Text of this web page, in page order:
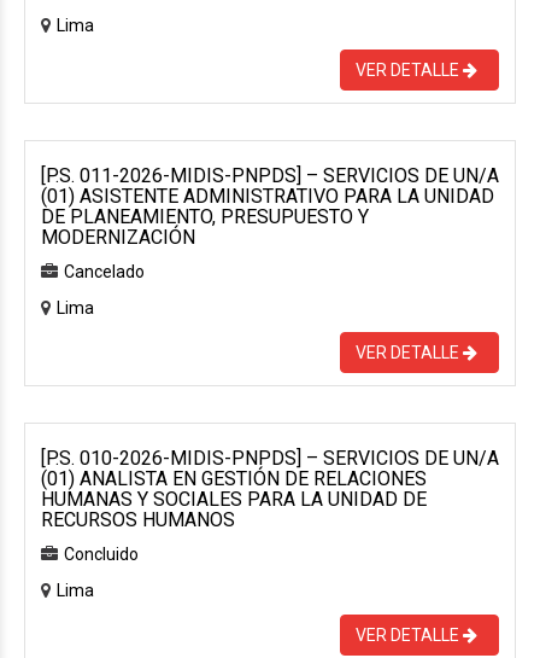
Lima
VER DETALLE
[P.S. 011-2026-MIDIS-PNPDS] – SERVICIOS DE UN/A
(01) ASISTENTE ADMINISTRATIVO PARA LA UNIDAD
DE PLANEAMIENTO, PRESUPUESTO Y
MODERNIZACIÓN
Cancelado
Lima
VER DETALLE
[P.S. 010-2026-MIDIS-PNPDS] – SERVICIOS DE UN/A
(01) ANALISTA EN GESTIÓN DE RELACIONES
HUMANAS Y SOCIALES PARA LA UNIDAD DE
RECURSOS HUMANOS
Concluido
Lima
VER DETALLE